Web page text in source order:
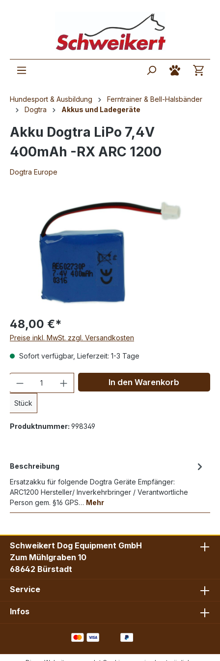
Hundesport & Ausbildung
Ferntrainer & Bell-Halsbänder
Dogtra
Akkus und Ladegeräte
Akku Dogtra LiPo 7,4V
400mAh -RX ARC 1200
Dogtra Europe
48,00 €*
Preise inkl. MwSt. zzgl. Versandkosten
Sofort verfügbar, Lieferzeit: 1-3 Tage
Anzahl
Stück
In den Warenkorb
Produktnummer: 998349
Beschreibung
Ersatzakku für folgende Dogtra Geräte Empfänger:
ARC1200 Hersteller/ Inverkehrbringer / Verantwortliche
Person gem. §16 GPS… Mehr
Schweikert Dog Equipment GmbH
Zum Mühlgraben 10
68642 Bürstadt
Service
Infos